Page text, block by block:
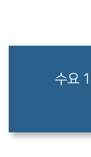
수요